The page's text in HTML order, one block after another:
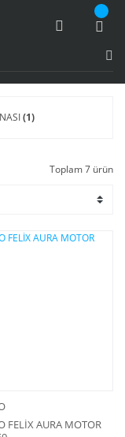
(1)
Toplam 7 ürün
FELİX AURA MOTOR